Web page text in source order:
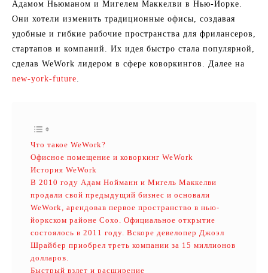
Адамом Ньюманом и Мигелем Маккелви в Нью-Йорке.
Они хотели изменить традиционные офисы, создавая
удобные и гибкие рабочие пространства для фрилансеров,
стартапов и компаний. Их идея быстро стала популярной,
сделав WeWork лидером в сфере коворкингов. Далее на
new-york-future.
Что такое WeWork?
Офисное помещение и коворкинг WeWork
История WeWork
В 2010 году Адам Нойманн и Мигель Маккелви
продали свой предыдущий бизнес и основали
WeWork, арендовав первое пространство в нью-
йоркском районе Сохо. Официальное открытие
состоялось в 2011 году. Вскоре девелопер Джоэл
Шрайбер приобрел треть компании за 15 миллионов
долларов.
Быстрый взлет и расширение